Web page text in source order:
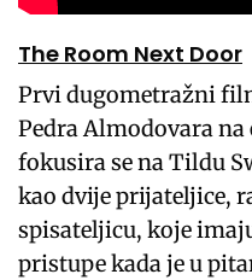
The Room Next Door
Prvi dugometražni
Pedra Almodovara
fokusira se na Tildu
kao dvije prijateljice,
spisateljicu, koje
pristupe kada je u